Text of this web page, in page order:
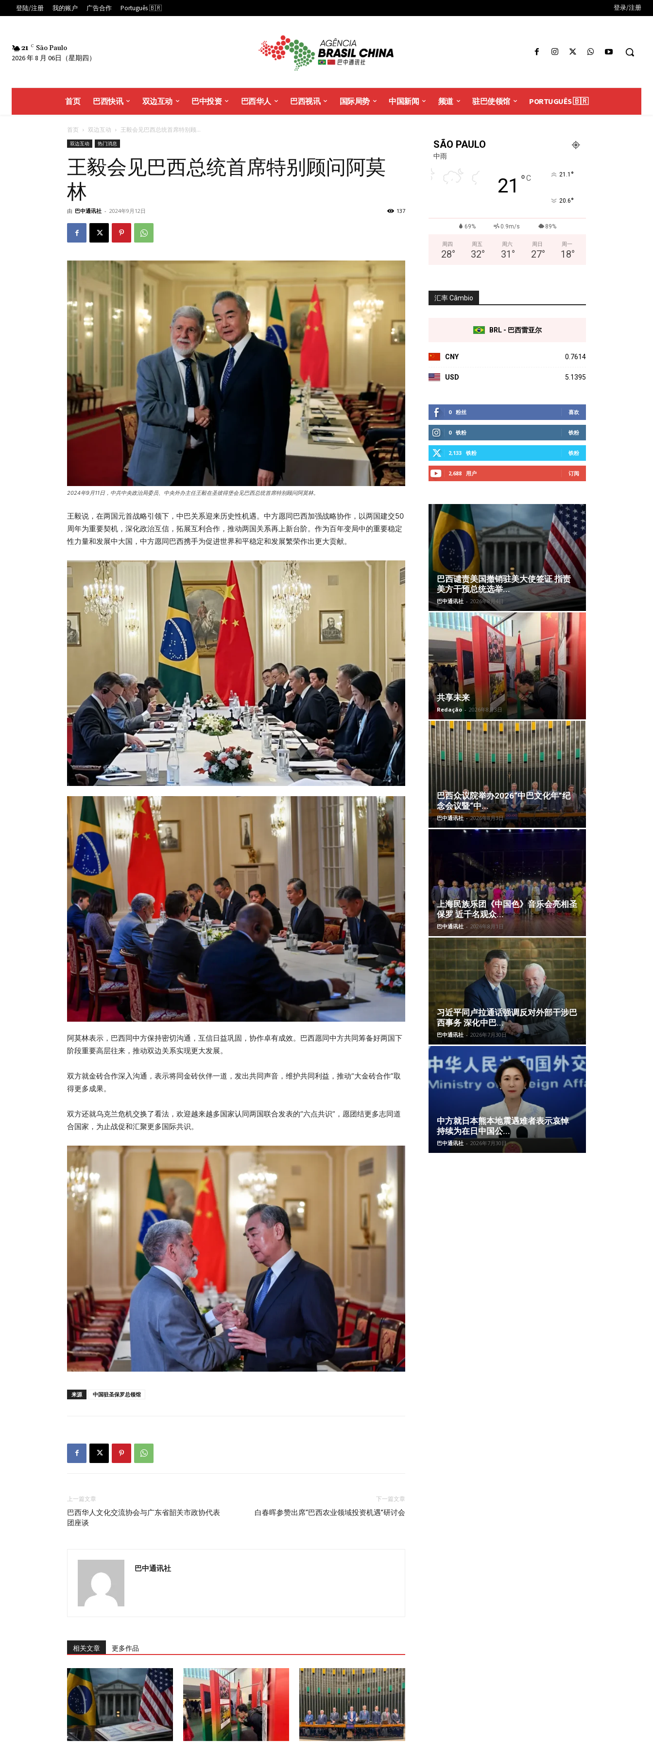
登陆/注册 我的账户 广告合作 Português 🇧🇷 登录/注册
21 C São Paulo
2026 年 8 月 06日（星期四）
首页 巴西快讯 双边互动 巴中投资 巴西华人 巴西视讯 国际局势 中国新闻 频道 驻巴使领馆 PORTUGUÊS 🇧🇷
首页 双边互动 王毅会见巴西总统首席特别顾...
双边互动 热门消息
王毅会见巴西总统首席特别顾问阿莫
林
由 巴中通讯社 - 2024年9月12日 137
2024年9月11日，中共中央政治局委员、中央外办主任王毅在圣彼得堡会见巴西总统首席特别顾问阿莫林。
王毅说，在两国元首战略引领下，中巴关系迎来历史性机遇。中方愿同巴西加强战略协作，以两国建交50
周年为重要契机，深化政治互信，拓展互利合作，推动两国关系再上新台阶。作为百年变局中的重要稳定
性力量和发展中大国，中方愿同巴西携手为促进世界和平稳定和发展繁荣作出更大贡献。
阿莫林表示，巴西同中方保持密切沟通，互信日益巩固，协作卓有成效。巴西愿同中方共同筹备好两国下
阶段重要高层往来，推动双边关系实现更大发展。
双方就金砖合作深入沟通，表示将同金砖伙伴一道，发出共同声音，维护共同利益，推动“大金砖合作”取
得更多成果。
双方还就乌克兰危机交换了看法，欢迎越来越多国家认同两国联合发表的“六点共识”，愿团结更多志同道
合国家，为止战促和汇聚更多国际共识。
来源 中国驻圣保罗总领馆
上一篇文章
巴西华人文化交流协会与广东省韶关市政协代表
团座谈
下一篇文章
白春晖参赞出席“巴西农业领域投资机遇”研讨会
巴中通讯社
相关文章 更多作品
SÃO PAULO
中雨
21 °C 21.1 °
20.6°
69% 0.9m/s 89%
周四
28°
周五
32°
周六
31 °
周日
27°
周一
18°
汇率 Câmbio
BRL - 巴西雷亚尔
CNY 0.7614
USD 5.1395
0 粉丝 喜欢
0 铁粉 铁粉
2,133 铁粉 铁粉
2,688 用户 订阅
巴西谴责美国撤销驻美大使签证 指责
美方干预总统选举...
巴中通讯社 - 2026年8月4日
共享未来
Redação - 2026年8月3日
巴西众议院举办2026“中巴文化年”纪
念会议暨“中...
巴中通讯社 - 2026年8月3日
上海民族乐团《中国色》音乐会亮相圣
保罗 近千名观众...
巴中通讯社 - 2026年8月1日
习近平同卢拉通话强调反对外部干涉巴
西事务 深化中巴...
巴中通讯社 - 2026年7月30日
中方就日本熊本地震遇难者表示哀悼
持续为在日中国公...
巴中通讯社 - 2026年7月30日